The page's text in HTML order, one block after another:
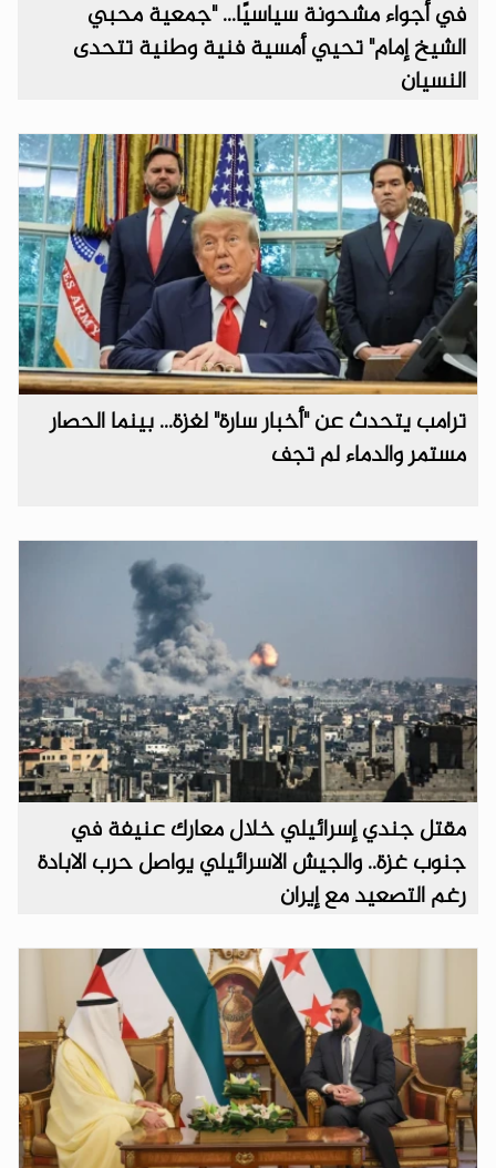
في أجواء مشحونة سياسيًا... "جمعية محبي
الشيخ إمام" تحيي أمسية فنية وطنية تتحدى
النسيان
ترامب يتحدث عن "أخبار سارة" لغزة... بينما الحصار
مستمر والدماء لم تجف
مقتل جندي إسرائيلي خلال معارك عنيفة في
جنوب غزة.. والجيش الاسرائيلي يواصل حرب الابادة
رغم التصعيد مع إيران